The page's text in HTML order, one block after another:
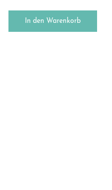
In den Warenkorb